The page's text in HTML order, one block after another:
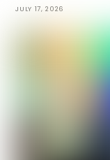
JULY 17, 2026